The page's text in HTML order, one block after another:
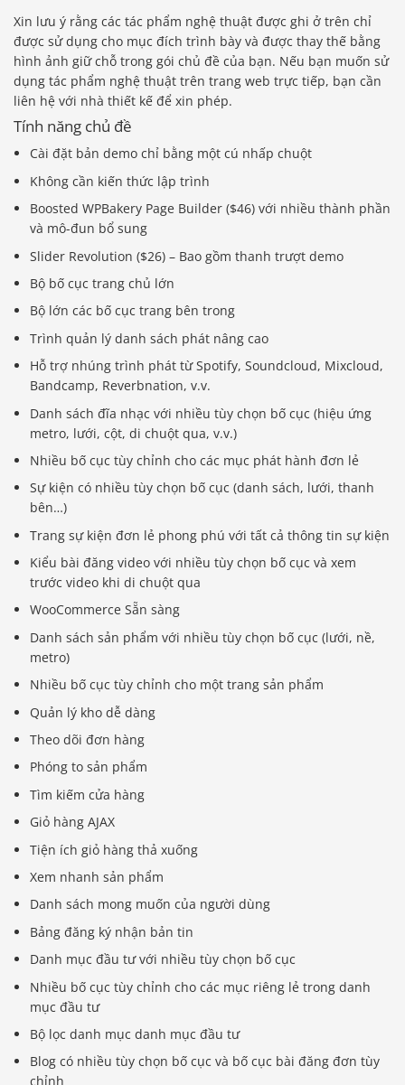
Xin lưu ý rằng các tác phẩm nghệ thuật được ghi ở trên chỉ
được sử dụng cho mục đích trình bày và được thay thế bằng
hình ảnh giữ chỗ trong gói chủ đề của bạn. Nếu bạn muốn sử
dụng tác phẩm nghệ thuật trên trang web trực tiếp, bạn cần
liên hệ với nhà thiết kế để xin phép.
Tính năng chủ đề
Cài đặt bản demo chỉ bằng một cú nhấp chuột
Không cần kiến ​​thức lập trình
Boosted WPBakery Page Builder ($46) với nhiều thành phần
và mô-đun bổ sung
Slider Revolution ($26) – Bao gồm thanh trượt demo
Bộ bố cục trang chủ lớn
Bộ lớn các bố cục trang bên trong
Trình quản lý danh sách phát nâng cao
Hỗ trợ nhúng trình phát từ Spotify, Soundcloud, Mixcloud,
Bandcamp, Reverbnation, v.v.
Danh sách đĩa nhạc với nhiều tùy chọn bố cục (hiệu ứng
metro, lưới, cột, di chuột qua, v.v.)
Nhiều bố cục tùy chỉnh cho các mục phát hành đơn lẻ
Sự kiện có nhiều tùy chọn bố cục (danh sách, lưới, thanh
bên…)
Trang sự kiện đơn lẻ phong phú với tất cả thông tin sự kiện
Kiểu bài đăng video với nhiều tùy chọn bố cục và xem
trước video khi di chuột qua
WooCommerce Sẵn sàng
Danh sách sản phẩm với nhiều tùy chọn bố cục (lưới, nề,
metro)
Nhiều bố cục tùy chỉnh cho một trang sản phẩm
Quản lý kho dễ dàng
Theo dõi đơn hàng
Phóng to sản phẩm
Tìm kiếm cửa hàng
Giỏ hàng AJAX
Tiện ích giỏ hàng thả xuống
Xem nhanh sản phẩm
Danh sách mong muốn của người dùng
Bảng đăng ký nhận bản tin
Danh mục đầu tư với nhiều tùy chọn bố cục
Nhiều bố cục tùy chỉnh cho các mục riêng lẻ trong danh
mục đầu tư
Bộ lọc danh mục danh mục đầu tư
Blog có nhiều tùy chọn bố cục và bố cục bài đăng đơn tùy
chỉnh